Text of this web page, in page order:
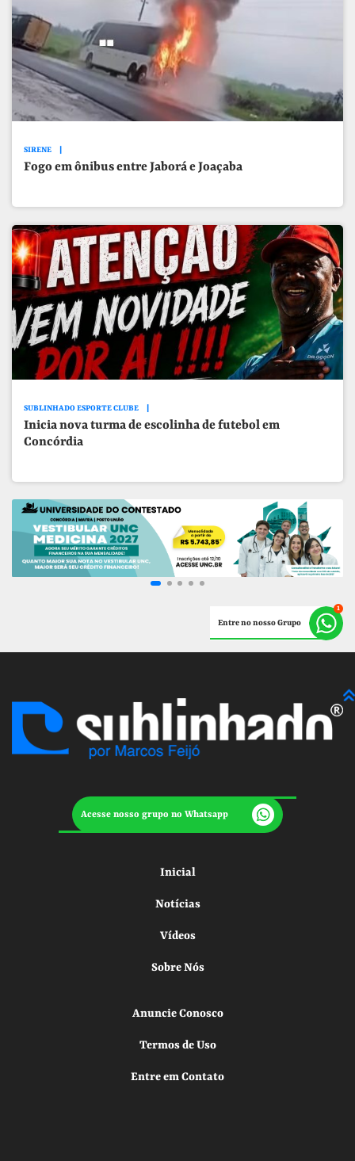
SIRENE
Fogo em ônibus entre Jaborá e Joaçaba
SUBLINHADO ESPORTE CLUBE
Inicia nova turma de escolinha de futebol em
Concórdia
Entre no nosso Grupo
Acesse nosso grupo no Whatsapp
Inicial
Notícias
Vídeos
Sobre Nós
Anuncie Conosco
Termos de Uso
Entre em Contato